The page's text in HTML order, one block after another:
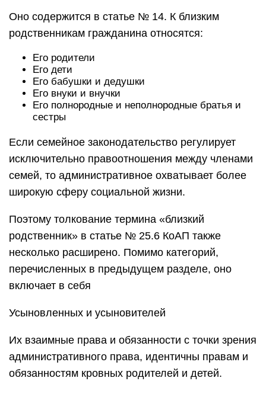
Оно содержится в статье № 14. К близким
родственникам гражданина относятся:
Его родители
Его дети
Его бабушки и дедушки
Его внуки и внучки
Его полнородные и неполнородные братья и
сестры
Если семейное законодательство регулирует
исключительно правоотношения между членами
семей, то административное охватывает более
широкую сферу социальной жизни.
Поэтому толкование термина «близкий
родственник» в статье № 25.6 КоАП также
несколько расширено. Помимо категорий,
перечисленных в предыдущем разделе, оно
включает в себя
Усыновленных и усыновителей
Их взаимные права и обязанности с точки зрения
административного права, идентичны правам и
обязанностям кровных родителей и детей.